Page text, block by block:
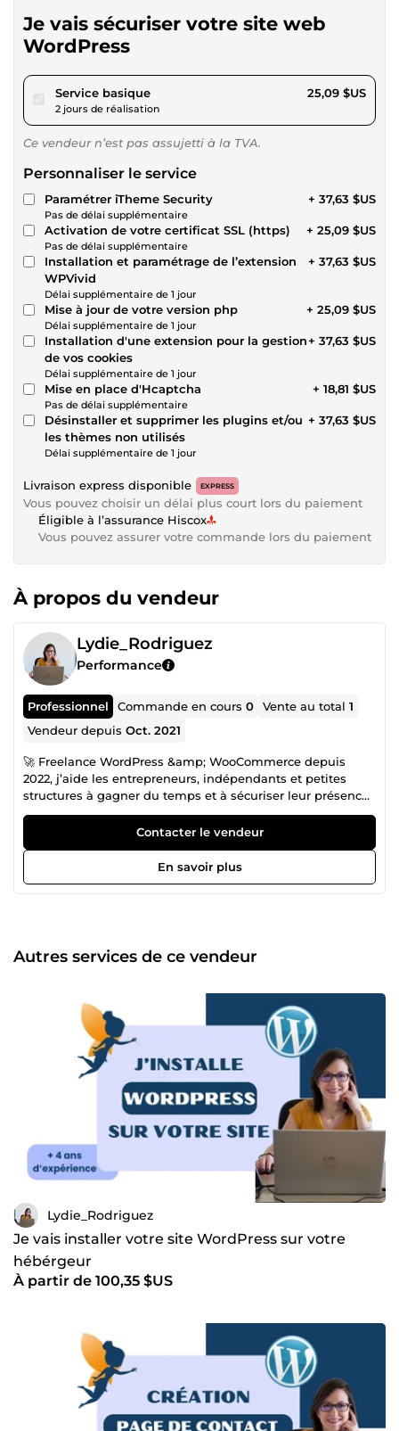
Je vais sécuriser votre site web
WordPress
Service basiquepour 23,12 $US
2 jours de réalisation
25,09 $US
Ce vendeur n’est pas assujetti à la TVA.
Personnaliser le service
Paramétrer iTheme Security
Pas de délai supplémentaire
+ 37,63 $US
Activation de votre certificat SSL (https)
Pas de délai supplémentaire
+ 25,09 $US
Installation et paramétrage de l’extension
WPVivid
Délai supplémentaire de 1 jour
+ 37,63 $US
Mise à jour de votre version php
Délai supplémentaire de 1 jour
+ 25,09 $US
Installation d'une extension pour la gestion
de vos cookies
Délai supplémentaire de 1 jour
+ 37,63 $US
Mise en place d'Hcaptcha
Pas de délai supplémentaire
+ 18,81 $US
Désinstaller et supprimer les plugins et/ou
les thèmes non utilisés
Délai supplémentaire de 1 jour
+ 37,63 $US
Livraison express disponible EXPRESS
Vous pouvez choisir un délai plus court lors du paiement
Éligible à l’assurance Hiscox
Vous pouvez assurer votre commande lors du paiement
À propos du vendeur
Lydie_Rodriguez
Performance
Professionnel Commande en cours0 Vente au total1
Vendeur depuisOct. 2021
🚀 Freelance WordPress &amp; WooCommerce depuis
2022, j’aide les entrepreneurs, indépendants et petites
structures à gagner du temps et à sécuriser leur présence
en ligne. 🔧 Mon rôle ? Vous simplifier la technique :
installation de WordPress sur votre nom de domaine,
paramétrage de WooCommerce, sécurisation complète de
votre site, créer vos formulaires de contact ou encore
réaliser un audit de votre site. Tous ces petits (mais
votre site est entre de bonnes mains.
Contacter le vendeur
En savoir plus
Autres services de ce vendeur
Lydie_Rodriguez
Je vais installer votre site WordPress sur votre
hébérgeur
À partir de 100,35 $US